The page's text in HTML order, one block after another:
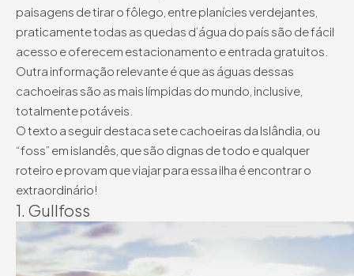
paisagens de tirar o fôlego, entre planícies verdejantes,
praticamente todas as quedas d’água do país são de fácil
acesso e oferecem estacionamento e entrada gratuitos.
Outra informação relevante é que as águas dessas
cachoeiras são as mais límpidas do mundo, inclusive,
totalmente potáveis.
O texto a seguir destaca sete cachoeiras da Islândia, ou
“foss” em islandês, que são dignas de todo e qualquer
roteiro e provam que viajar para essa ilha é encontrar o
extraordinário!
1. Gullfoss